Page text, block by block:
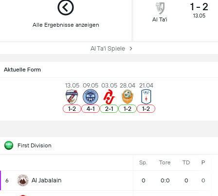
Alle Ergebnisse anzeigen
Al Ta'i
1 - 2
13.05
Al Ta'i Spiele
Aktuelle Form
13.05
1-2
09.05
4-1
03.05
2-1
28.04
1-2
21.04
1-2
First Division
Sp. Tore TD P
6 Al Jabalain 0 0:0 0 0